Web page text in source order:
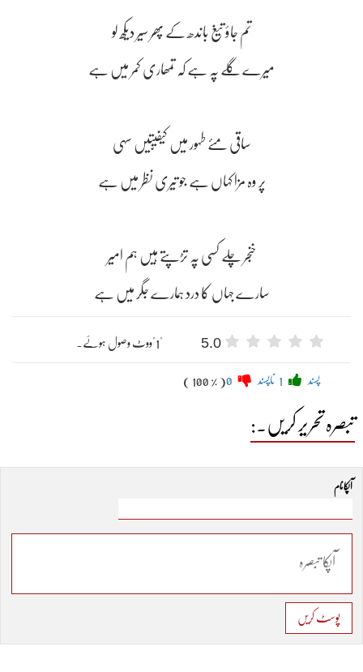
تم جاؤ تیغ باندھ کے پھر سیر دیکھ لو
میرے گلے پہ ہے کہ تمھاری کمر میں ہے
ساقی مئے طہور میں کیفیّتیں سہی
پر وہ مزا کہاں ہے جو تیری نظر میں ہے
خنجر چلے کسی پہ تڑپتے ہیں ہم امیر
سارے جہاں کا درد ہمارے جگر میں ہے
5.0 "1"ووٹ وصول ہوئے۔
پسند ناپسند ( 100 % )
تبصرہ تحریر کریں۔:
آپکا نام
پوسٹ کریں